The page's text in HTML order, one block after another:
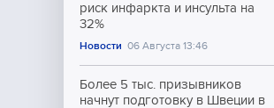
риск инфаркта и инсульта на
32%
Новости 06 Августа 13:46
Более 5 тыс. призывников
начнут подготовку в Швеции в